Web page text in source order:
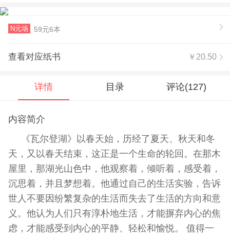
N元场 59元6本
查看对应纸书 ￥20.50
详情 目录 评论(127)
内容简介
《瓦尔登湖》以春天始，历经了夏天、秋天和冬
天，又以春天结束，这正是一个生命的轮回。在那木
屋里，那湖光山色中，他观察着，倾听着，感受着，
沉思着，并且梦想着。他通过自己的生活实验，告诉
世人不要因纷繁复杂的生活而失去了生活的方向和意
义。他认为人们只有淳朴地生活，才能摒弃内心的焦
虑，才能感受到内心的平静、轻松和愉悦。 值得一